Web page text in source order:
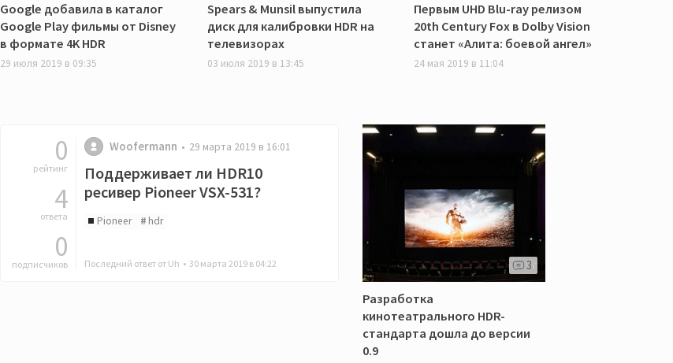
Google добавила в каталог
Google Play фильмы от Disney
в формате 4K HDR
29 июля 2019 в 09:35
Spears & Munsil выпустила
диск для калибровки HDR на
телевизорах
03 июля 2019 в 13:45
Первым UHD Blu-ray релизом
20th Century Fox в Dolby Vision
станет «Алита: боевой ангел»
24 мая 2019 в 11:04
0
рейтинг
4
ответа
0
подписчиков
Woofermann 29 марта 2019 в 16:01
Поддерживает ли HDR10
ресивер Pioneer VSX-531?
Pioneer hdr
Последний ответ от Uh • 30 марта 2019 в 04:22 3
Разработка
кинотеатрального HDR-
стандарта дошла до версии
0.9